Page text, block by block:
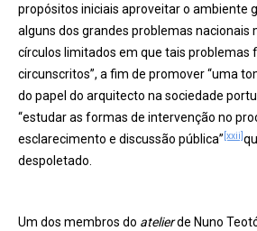
propósitos iniciais aproveitar o ambiente
alguns dos grandes problemas nacionais
círculos limitados em que tais problemas
circunscritos”, a fim de promover “uma
do papel do arquitecto na sociedade
“estudar as formas de intervenção no
esclarecimento e discussão pública” [xxii]
despoletado.
Um dos membros do atelierde Nuno